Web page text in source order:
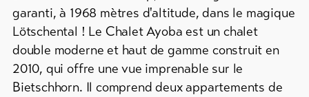
DEENFR
Auberges
Plus
de
Hébergements
garanti, à 1968 mètres d'altitude, dans le magique
Lötschental ! Le Chalet Ayoba est un chalet
double moderne et haut de gamme construit en
2010, qui offre une vue imprenable sur le
Bietschhorn. Il comprend deux appartements de